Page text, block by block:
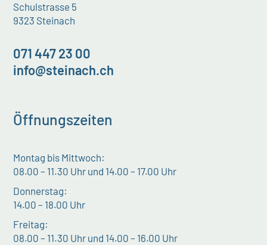
Schulstrasse 5
9323 Steinach
071 447 23 00
info@steinach.ch
Öffnungszeiten
Montag bis Mittwoch:
08.00 – 11.30 Uhr und 14.00 – 17.00 Uhr
Donnerstag:
14.00 – 18.00 Uhr
Freitag:
08.00 – 11.30 Uhr und 14.00 – 16.00 Uhr